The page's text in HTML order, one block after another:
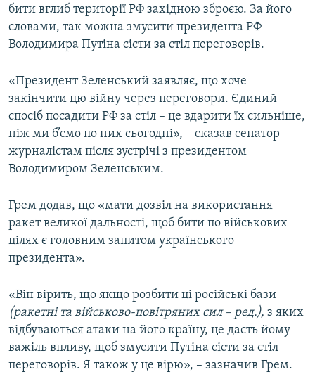
бити вглиб території РФ західною зброєю. За його
словами, так можна змусити президента РФ
Володимира Путіна сісти за стіл переговорів.
«Президент Зеленський заявляє, що хоче
закінчити цю війну через переговори. Єдиний
спосіб посадити РФ за стіл – це вдарити їх сильніше,
ніж ми б’ємо по них сьогодні», – сказав сенатор
журналістам після зустрічі з президентом
Володимиром Зеленським.
Грем додав, що «мати дозвіл на використання
ракет великої дальності, щоб бити по військових
цілях є головним запитом українського
президента».
«Він вірить, що якщо розбити ці російські бази
(ракетні та військово-повітряних сил – ред.), з яких
відбуваються атаки на його країну, це дасть йому
важіль впливу, щоб змусити Путіна сісти за стіл
переговорів. Я також у це вірю», – зазначив Грем.